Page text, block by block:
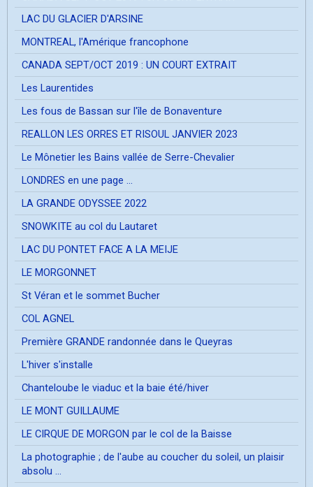
LAC DU GLACIER D'ARSINE
MONTREAL, l'Amérique francophone
CANADA SEPT/OCT 2019 : UN COURT EXTRAIT
Les Laurentides
Les fous de Bassan sur l'île de Bonaventure
REALLON LES ORRES ET RISOUL JANVIER 2023
Le Mônetier les Bains vallée de Serre-Chevalier
LONDRES en une page ...
LA GRANDE ODYSSEE 2022
SNOWKITE au col du Lautaret
LAC DU PONTET FACE A LA MEIJE
LE MORGONNET
St Véran et le sommet Bucher
COL AGNEL
Première GRANDE randonnée dans le Queyras
L'hiver s'installe
Chanteloube le viaduc et la baie été/hiver
LE MONT GUILLAUME
LE CIRQUE DE MORGON par le col de la Baisse
La photographie ; de l'aube au coucher du soleil, un plaisir
absolu ...